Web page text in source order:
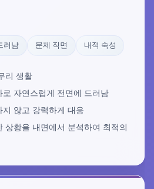
러남 문제 직면 내적 숙성
리 생활
로 자연스럽게 전면에 드러남
않고 강력하게 대응
상황을 내면에서 분석하여 최적의